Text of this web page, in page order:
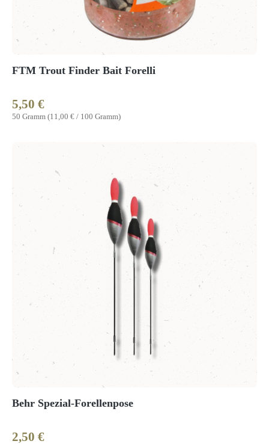
FTM Trout Finder Bait Forelli
50 Gramm (11,00 € / 100 Gramm)
Regulärer Preis:
5,50 €
Behr Spezial-Forellenpose
Regulärer Preis:
2,50 €